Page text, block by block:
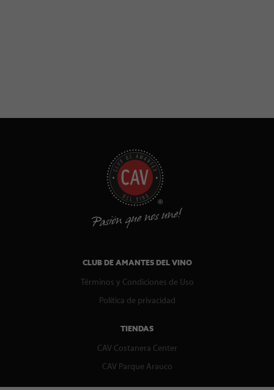
CLUB DE AMANTES DEL VINO
Términos y Condiciones de Uso
Política de privacidad
TIENDAS
CAV Costanera Center
CAV Parque Arauco